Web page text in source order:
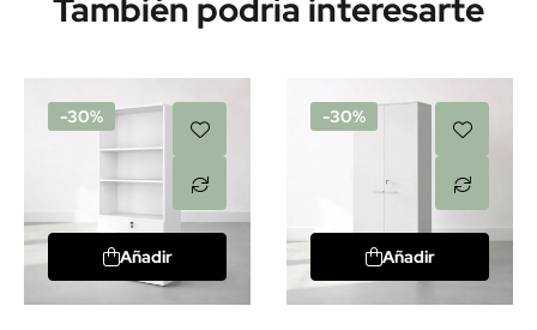
También podría interesarte
-30%
Añadir
-30%
Añadir